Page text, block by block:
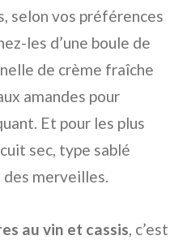
selon vos préférences
les d’une boule de
de crème fraîche
amandes pour
Et pour les plus
sec, type sablé
merveilles.
au vin et cassis, c’est